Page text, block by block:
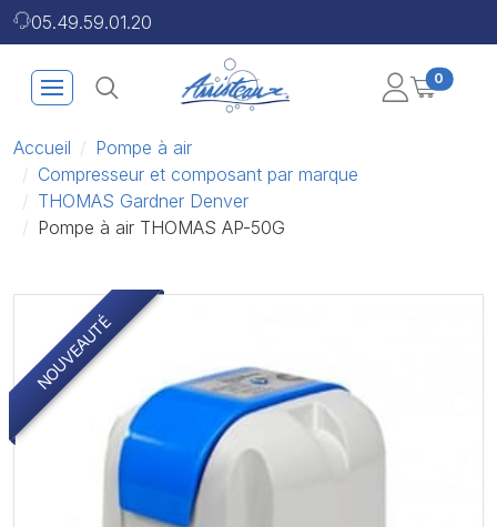
05.49.59.01.20
0
Accueil
Pompe à air
Compresseur et composant par marque
THOMAS Gardner Denver
Pompe à air THOMAS AP-50G
NOUVEAUTÉ